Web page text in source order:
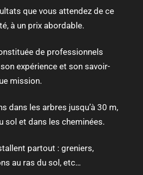
que vous attendez de ce
à un prix abordable.
de professionnels
expérience et son savoir-
mission.
dans les arbres jusqu’à 30 m,
sol et dans les cheminées.
partout : greniers,
au ras du sol, etc…